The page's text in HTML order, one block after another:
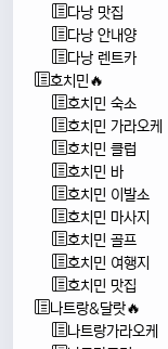
다낭 맛집
다낭 안내양
다낭 렌트카
호치민🔥
호치민 숙소
호치민 가라오케
호치민 클럽
호치민 바
호치민 이발소
호치민 마사지
호치민 골프
호치민 여행지
호치민 맛집
나트랑&달랏🔥
나트랑가라오케